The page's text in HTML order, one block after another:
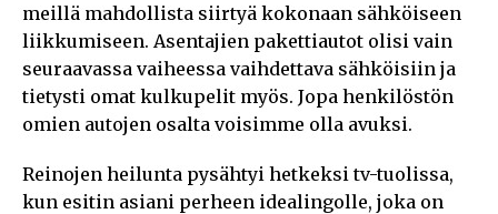
meillä mahdollista siirtyä kokonaan sähköiseen
liikkumiseen. Asentajien pakettiautot olisi vain
seuraavassa vaiheessa vaihdettava sähköisiin ja
tietysti omat kulkupelit myös. Jopa henkilöstön
omien autojen osalta voisimme olla avuksi.
Reinojen heilunta pysähtyi hetkeksi tv-tuolissa,
kun esitin asiani perheen idealingolle, joka on